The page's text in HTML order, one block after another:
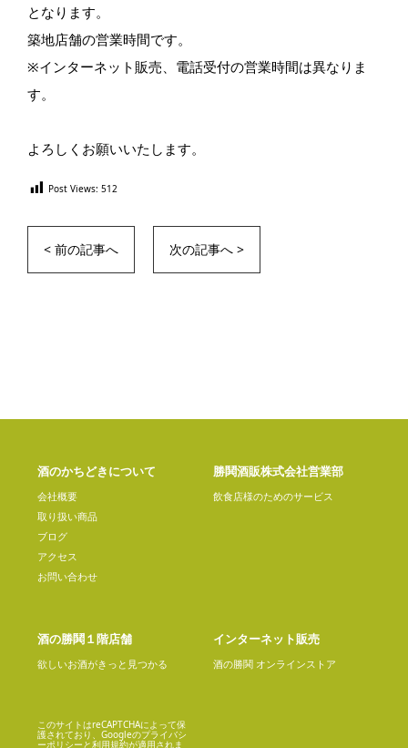
となります。
築地店舗の営業時間です。
※インターネット販売、電話受付の営業時間は異なりま
す。
よろしくお願いいたします。
Post Views: 512
< 前の記事へ 次の記事へ >
酒のかちどきについて
会社概要
取り扱い商品
ブログ
アクセス
お問い合わせ
勝鬨酒販株式会社営業部
飲食店様のためのサービス
酒の勝鬨１階店舗
欲しいお酒がきっと見つかる
インターネット販売
酒の勝鬨 オンラインストア
このサイトはreCAPTCHAによって保
護されており、Googleのプライバシ
ーポリシー と利用規約が適用されま